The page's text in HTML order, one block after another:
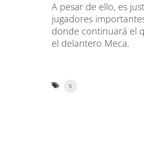
A pesar de ello, es
jugadores
donde continuará el
el delantero Meca.
5